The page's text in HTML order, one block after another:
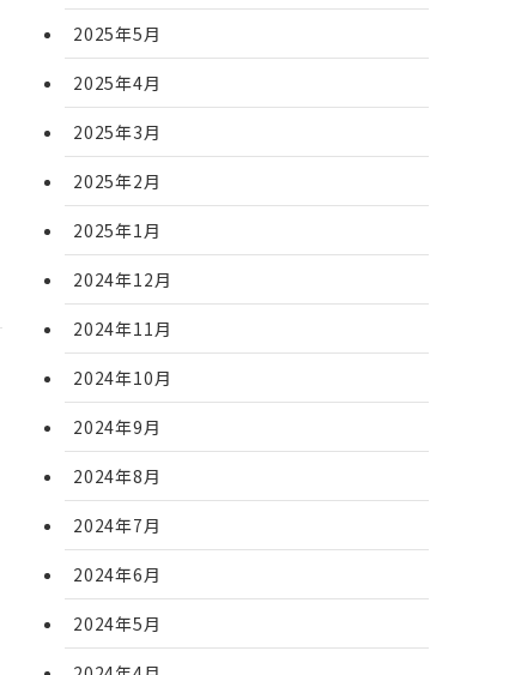
2025年5月
2025年4月
2025年3月
2025年2月
2025年1月
2024年12月
2024年11月
2024年10月
2024年9月
2024年8月
2024年7月
2024年6月
2024年5月